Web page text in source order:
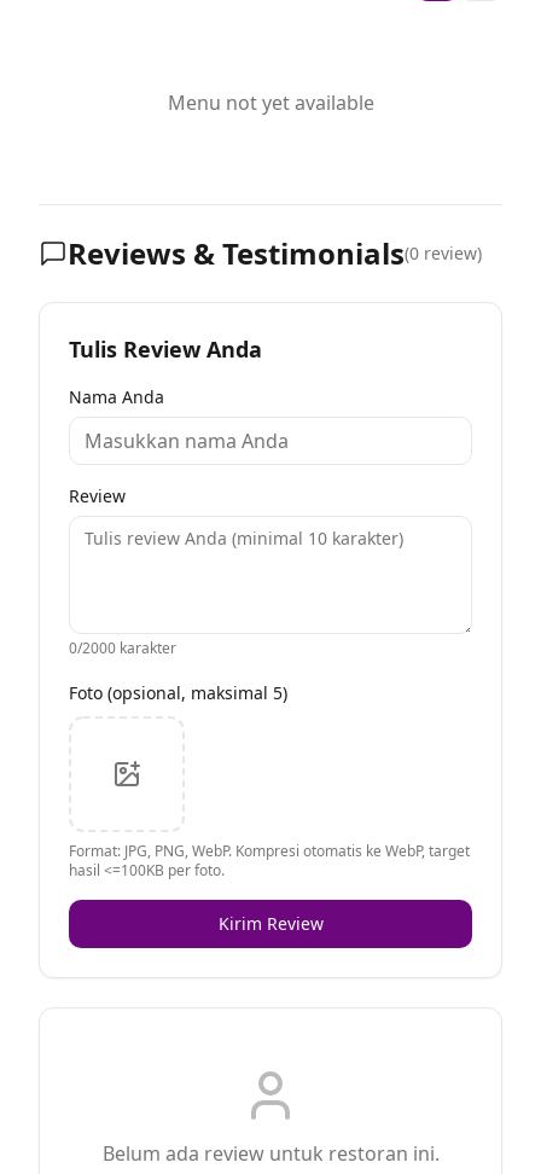
Menu not yet available
Reviews & Testimonials(0 review)
Tulis Review Anda
Nama Anda
Review
0/2000 karakter
Foto (opsional, maksimal 5)
Format: JPG, PNG, WebP. Kompresi otomatis ke WebP, target
hasil <=100KB per foto.
Kirim Review
Belum ada review untuk restoran ini.